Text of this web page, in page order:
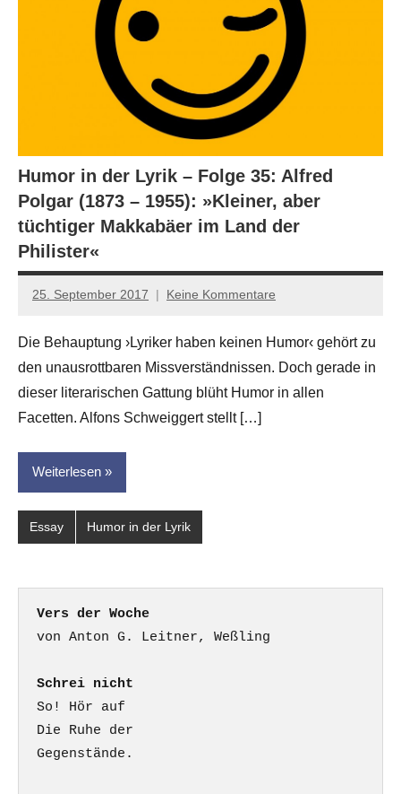
Humor in der Lyrik – Folge 35: Alfred
Polgar (1873 – 1955): »Kleiner, aber
tüchtiger Makkabäer im Land der
Philister«
25. September 2017
Anton
Leitner
Keine Kommentare
Die Behauptung ›Lyriker haben keinen Humor‹ gehört zu
den unausrottbaren Missverständnissen. Doch gerade in
dieser literarischen Gattung blüht Humor in allen
Facetten. Alfons Schweiggert stellt […]
Weiterlesen
Essay Humor in der Lyrik
Vers der Woche
Schrei nicht
So! Hör auf
Die Ruhe der
Gegenstände.